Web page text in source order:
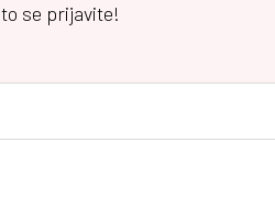
se prijavite!